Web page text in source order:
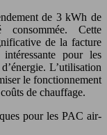
de 3 kWh de
Cette
de la facture
pour les
L’utilisation
le fonctionnement
de chauffage.
pour les PAC air-